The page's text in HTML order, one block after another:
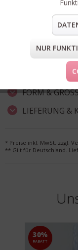
Artikel-Nr.:
FORM &
LIEFERUNG &
* Preise inkl. MwSt. zzgl.
** Gilt für Deutschland.
30%
RABATT
NUR